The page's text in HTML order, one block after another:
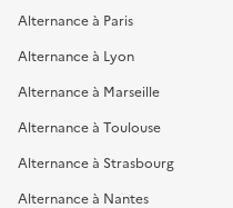
Alternance à Paris
Alternance à Lyon
Alternance à Marseille
Alternance à Toulouse
Alternance à Strasbourg
Alternance à Nantes